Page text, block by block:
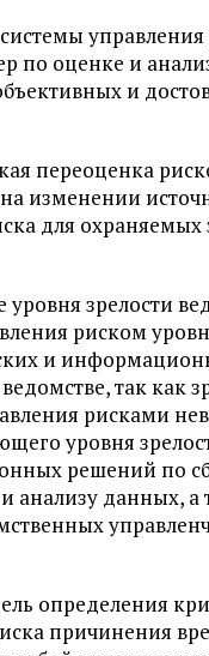
по оценке и
и
переоценка
изменении
для
уровня зрелости
риском
и
так как
рисками
уровня
решений по
анализу данных, а
определения
причинения